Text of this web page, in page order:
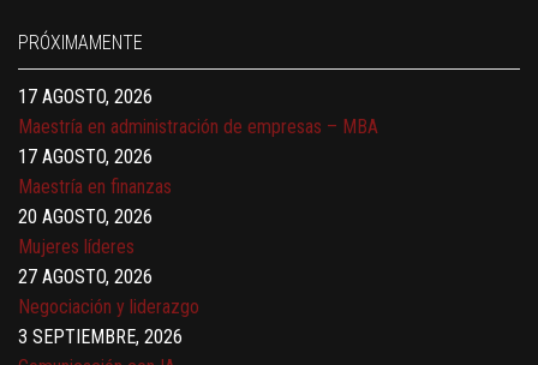
PRÓXIMAMENTE
Gerencia de empresas familiares
Maestría en administración de empresas – MBA
17 AGOSTO, 2026
Maestría en finanzas
20 AGOSTO, 2026
Mujeres líderes
27 AGOSTO, 2026
Negociación y liderazgo
3 SEPTIEMBRE, 2026
Comunicación con IA